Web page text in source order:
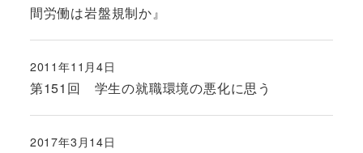
間労働は岩盤規制か』
第151回 学生の就職環境の悪化に思う
投稿日
2011年11月4日
2017年3月14日